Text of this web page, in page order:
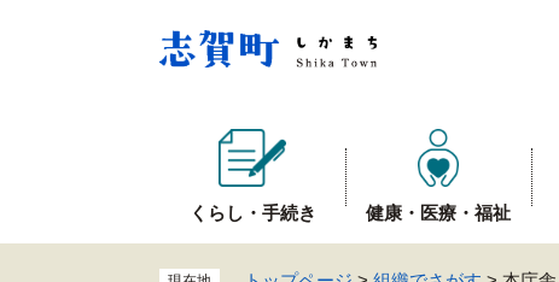
ー
ジ
。
くらし・手続き 健康・医療・福祉